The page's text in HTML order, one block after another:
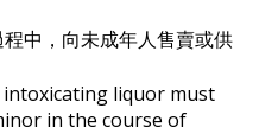
程中，向未成年人售賣或供
liquor must
in the course of